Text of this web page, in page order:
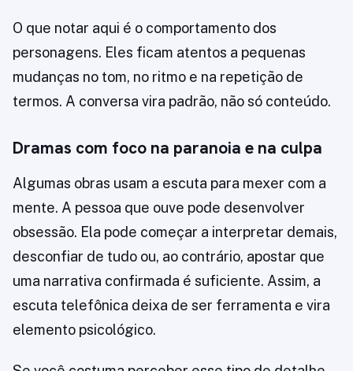
O que notar aqui é o comportamento dos
personagens. Eles ficam atentos a pequenas
mudanças no tom, no ritmo e na repetição de
termos. A conversa vira padrão, não só conteúdo.
Dramas com foco na paranoia e na culpa
Algumas obras usam a escuta para mexer com a
mente. A pessoa que ouve pode desenvolver
obsessão. Ela pode começar a interpretar demais,
desconfiar de tudo ou, ao contrário, apostar que
uma narrativa confirmada é suficiente. Assim, a
escuta telefônica deixa de ser ferramenta e vira
elemento psicológico.